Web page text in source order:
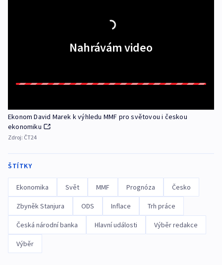
Nahrávám video
Ekonom David Marek k výhledu MMF pro světovou i českou
ekonomiku
Zdroj: ČT24
ŠTÍTKY
Ekonomika Svět MMF Prognóza Česko
Zbyněk Stanjura ODS Inflace Trh práce
Česká národní banka Hlavní události Výběr redakce
Výběr